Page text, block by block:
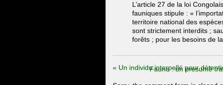
L’article 27 de la loi
fauniques stipule : «
territoire national des
sont strictement interdits ;
forêts ; pour les besoins de
« Un individu interpellé pour
Faune : un présumé